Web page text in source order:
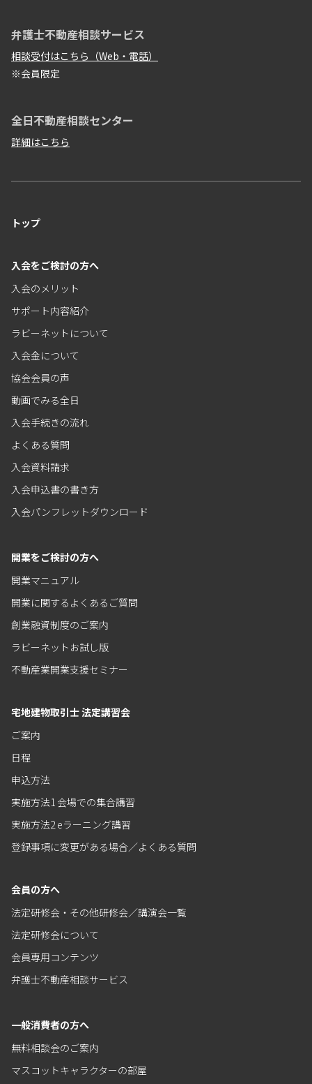
弁護士不動産相談サービス
相談受付はこちら（Web・電話）
※会員限定
全日不動産相談センター
詳細はこちら
トップ
入会をご検討の方へ
入会のメリット
サポート内容紹介
ラビーネットについて
入会金について
協会会員の声
動画でみる全日
入会手続きの流れ
よくある質問
入会資料請求
入会申込書の書き方
入会パンフレットダウンロード
開業をご検討の方へ
開業マニュアル
開業に関するよくあるご質問
創業融資制度のご案内
ラビーネットお試し版
不動産業開業支援セミナー
宅地建物取引士 法定講習会
ご案内
日程
申込方法
実施方法1 会場での集合講習
実施方法2 eラーニング講習
登録事項に変更がある場合／よくある質問
会員の方へ
法定研修会・その他研修会／講演会一覧
法定研修会について
会員専用コンテンツ
弁護士不動産相談サービス
一般消費者の方へ
無料相談会のご案内
マスコットキャラクターの部屋